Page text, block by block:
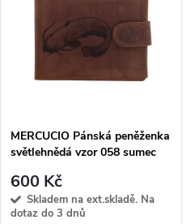
MERCUCIO Pánská peněženka
světlehnědá vzor 058 sumec
600 Kč
Skladem na ext.skladě. Na
dotaz do 3 dnů